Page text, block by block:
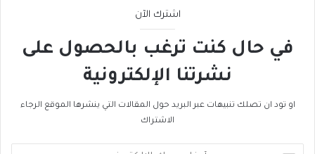
اشترك الآن
في حال كنت ترغب بالحصول على
نشرتنا الإلكترونية
او تود ان تصلك تنبيهات عبر البريد حول المقالات التي ينشرها الموقع الرجاء
الاشتراك